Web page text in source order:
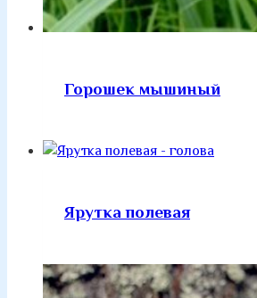
Горошек мышиный
Ярутка полевая